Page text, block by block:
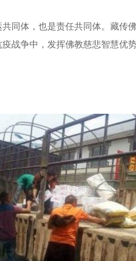
同体，也是责任共同体。藏传
战争中，发挥佛教慈悲智慧优